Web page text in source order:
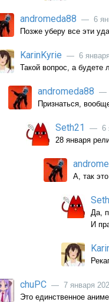
andromeda88 — 6
Позже уберу все эти
KarinKyrie — 6
Такой вопрос, а
andromeda88 —
Признаться,
Seth21
— 6
28 января
А, так
Да,
И
chuPC — 7 января
Это единственное